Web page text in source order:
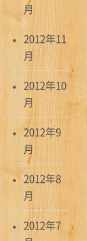
月
2012年11
月
2012年10
月
2012年9
月
2012年8
月
2012年7